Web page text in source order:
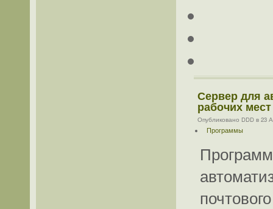
Сервер для
рабочих мест
Опубликовано DDD в 23
Программы